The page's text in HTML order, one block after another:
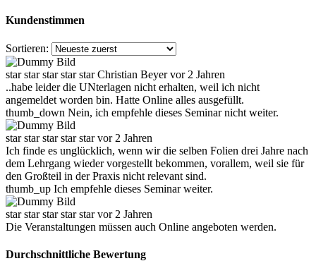
Kundenstimmen
Sortieren:
star star star star star Christian Beyer vor 2 Jahren
..habe leider die UNterlagen nicht erhalten, weil ich nicht
angemeldet worden bin. Hatte Online alles ausgefüllt.
thumb_down Nein, ich empfehle dieses Seminar nicht weiter.
star star star star star vor 2 Jahren
Ich finde es unglücklich, wenn wir die selben Folien drei Jahre nach
dem Lehrgang wieder vorgestellt bekommen, vorallem, weil sie für
den Großteil in der Praxis nicht relevant sind.
thumb_up Ich empfehle dieses Seminar weiter.
star star star star star vor 2 Jahren
Die Veranstaltungen müssen auch Online angeboten werden.
Durchschnittliche Bewertung